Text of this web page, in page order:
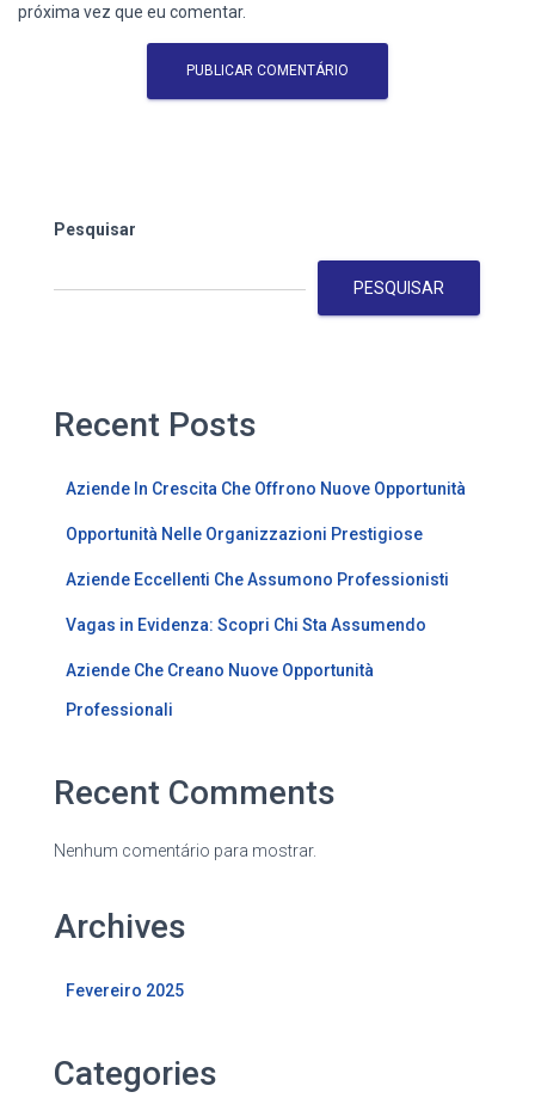
próxima vez que eu comentar.
Pesquisar
PESQUISAR
Recent Posts
Aziende In Crescita Che Offrono Nuove Opportunità
Opportunità Nelle Organizzazioni Prestigiose
Aziende Eccellenti Che Assumono Professionisti
Vagas in Evidenza: Scopri Chi Sta Assumendo
Aziende Che Creano Nuove Opportunità
Professionali
Recent Comments
Nenhum comentário para mostrar.
Archives
Fevereiro 2025
Categories